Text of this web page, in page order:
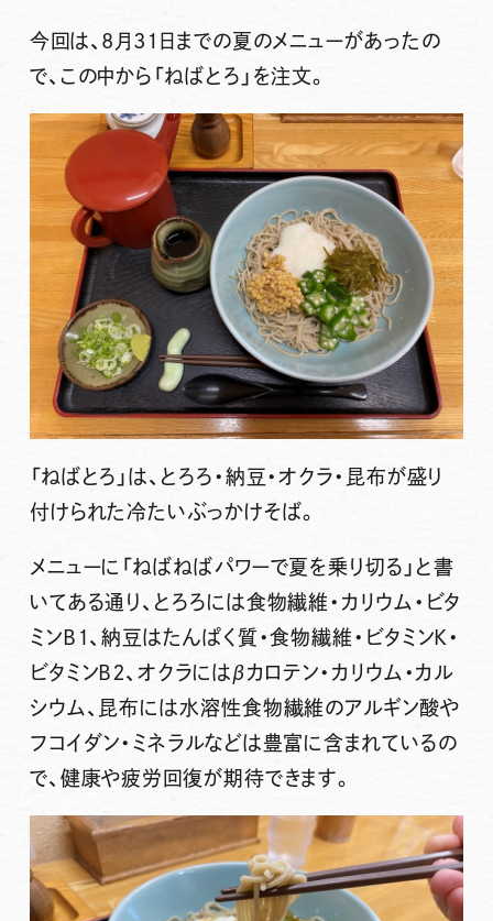
今回は、8月31日までの夏のメニューがあったの
で、この中から 「ねばとろ」 を注文。
「ねばとろ」は、とろろ・納豆・オクラ・昆布が盛り
付けられた冷たいぶっかけそば。
メニューに「ねばねばパワーで夏を乗り切る」と書
いてある通り、とろろには食物繊維・カリウム・ビタ
ミンB１、納豆はたんぱく質・食物繊維・ビタミンK・
ビタミンB２、オクラにはβカロテン・カリウム・カル
シウム、昆布には水溶性食物繊維のアルギン酸や
フコイダン・ミネラルなどは豊富に含まれているの
で、健康や疲労回復が期待できます。